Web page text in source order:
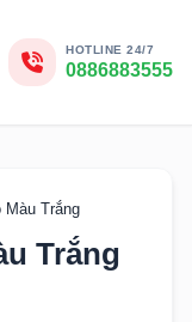
HOTLINE 24/7
0886883555
Màu Trắng
Trắng